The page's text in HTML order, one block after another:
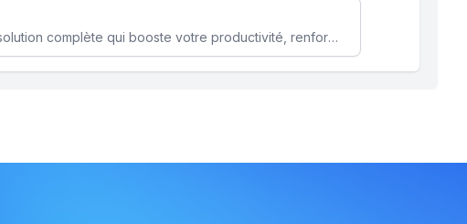
Microsoft 365 une solution complète qui booste votre productivité, renforce la sécurité de vos données et facilite la collaboration.